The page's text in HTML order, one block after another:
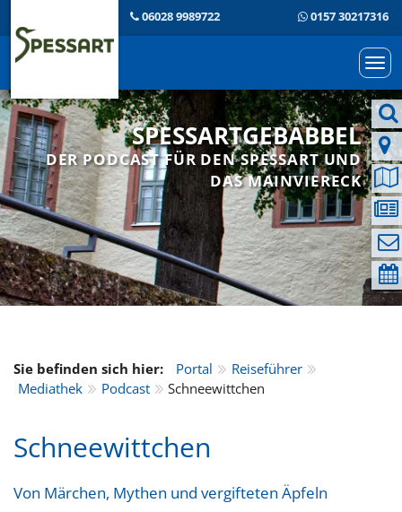
06028 9989722 0157 30217316
SPESSARTGEBABBEL
DER PODCAST FÜR DEN SPESSART UND
DAS MAINVIERECK
Sie befinden sich hier: Portal
Reiseführer
Mediathek
Podcast Schneewittchen
Schneewittchen
Von Märchen, Mythen und vergifteten Äpfeln